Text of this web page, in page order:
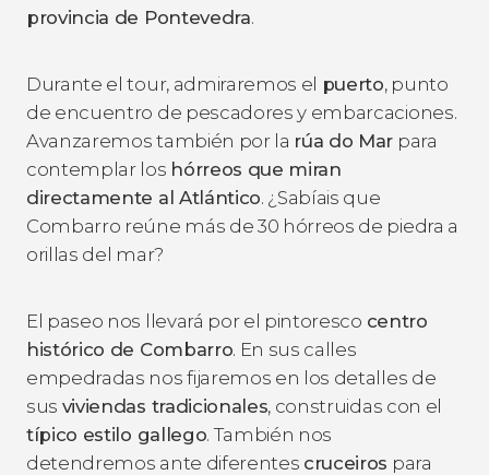
provincia de Pontevedra.
Durante el tour, admiraremos el puerto, punto
de encuentro de pescadores y embarcaciones.
Avanzaremos también por la rúa do Mar para
contemplar los hórreos que miran
directamente al Atlántico. ¿Sabíais que
Combarro reúne más de 30 hórreos de piedra a
orillas del mar?
El paseo nos llevará por el pintoresco centro
histórico de Combarro. En sus calles
empedradas nos fijaremos en los detalles de
sus viviendas tradicionales, construidas con el
típico estilo gallego. También nos
detendremos ante diferentes cruceiros para